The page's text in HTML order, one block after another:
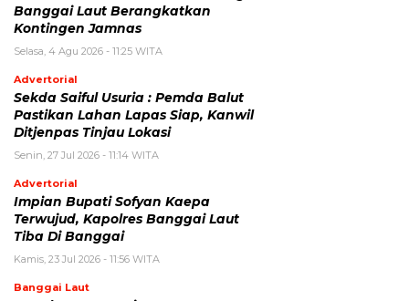
Banggai Laut Berangkatkan
Kontingen Jamnas
Selasa, 4 Agu 2026 - 11:25 WITA
Advertorial
Sekda Saiful Usuria : Pemda Balut
Pastikan Lahan Lapas Siap, Kanwil
Ditjenpas Tinjau Lokasi
Senin, 27 Jul 2026 - 11:14 WITA
Advertorial
Impian Bupati Sofyan Kaepa
Terwujud, Kapolres Banggai Laut
Tiba Di Banggai
Kamis, 23 Jul 2026 - 11:56 WITA
Banggai Laut